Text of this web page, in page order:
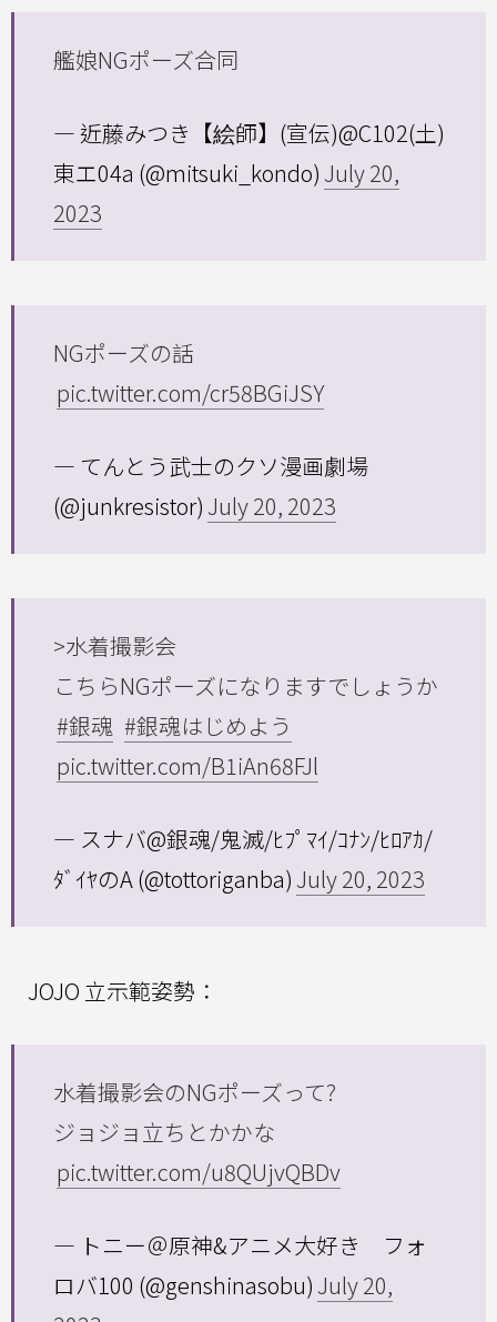
艦娘NGポーズ合同
— 近藤みつき【絵師】(宣伝)@C102(土)
東エ04a (@mitsuki_kondo) July 20,
2023
NGポーズの話
pic.twitter.com/cr58BGiJSY
— てんとう武士のクソ漫画劇場
(@junkresistor) July 20, 2023
>水着撮影会
こちらNGポーズになりますでしょうか
#銀魂 #銀魂はじめよう
pic.twitter.com/B1iAn68FJl
— スナバ@銀魂/鬼滅/ﾋﾌﾟﾏｲ/ｺﾅﾝ/ﾋﾛｱｶ/
ﾀﾞｲﾔのA (@tottoriganba) July 20, 2023
JOJO 立示範姿勢：
水着撮影会のNGポーズって?
ジョジョ立ちとかかな
pic.twitter.com/u8QUjvQBDv
— トニー＠原神&アニメ大好き フォ
ロバ100 (@genshinasobu) July 20,